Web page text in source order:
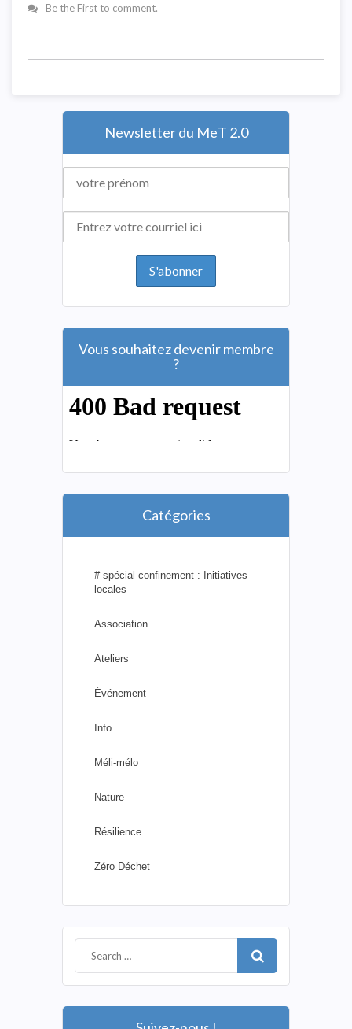
Be the First to comment.
Newsletter du MeT 2.0
Vous souhaitez devenir membre
?
Catégories
# spécial confinement : Initiatives
locales
Association
Ateliers
Événement
Info
Méli-mélo
Nature
Résilience
Zéro Déchet